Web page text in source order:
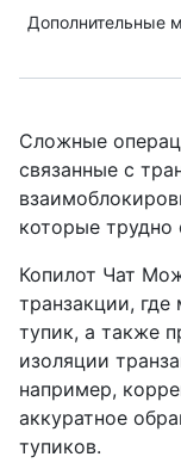
Дополнительные
Сложные
связанные с
которые трудно
Копилот Чат
транзакции,
тупик, а также
изоляции
например,
аккуратное
тупиков.